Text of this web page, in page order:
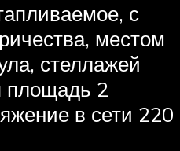
с
местом
стеллажей
площадь 2
в сети 220